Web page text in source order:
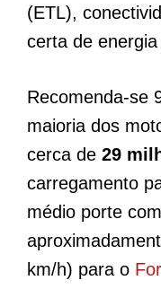
(ETL),
certa de
Recomenda-se
maioria dos
cerca de 29
carregamento
médio porte
km/h) para o